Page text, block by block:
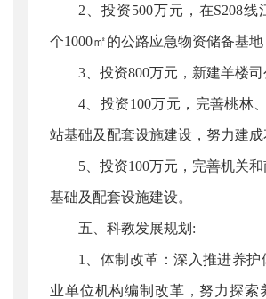
2、投资500万元，在S208线
个1000㎡的公路应急物资储备基地
3、投资800万元，新建羊楼司
4、投资100万元，完善桃林
站基础及配套设施建设，努力建
5、投资100万元，完善机关
基础及配套设施建设。
五、科教发展规划:
1、体制改革：深入推进养护
业单位机构编制改革，努力探索